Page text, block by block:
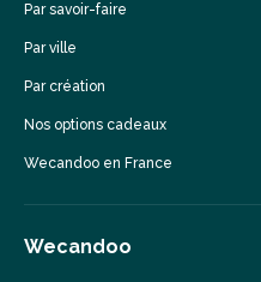
Par savoir-faire
Par ville
Par création
Nos options cadeaux
Wecandoo en France
Wecandoo